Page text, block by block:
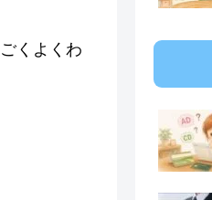
くよくわ